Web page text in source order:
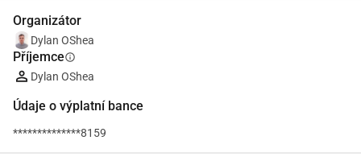
Organizátor
Dylan OShea
Příjemceinfo
Dylan OShea
Údaje o výplatní bance
**************8159